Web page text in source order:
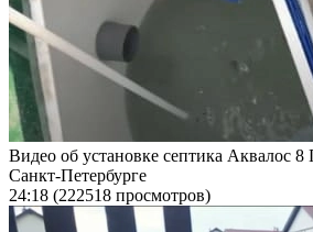
Видео об установке септика Аквалос
Санкт-Петербурге
24:18 (222518 просмотров)